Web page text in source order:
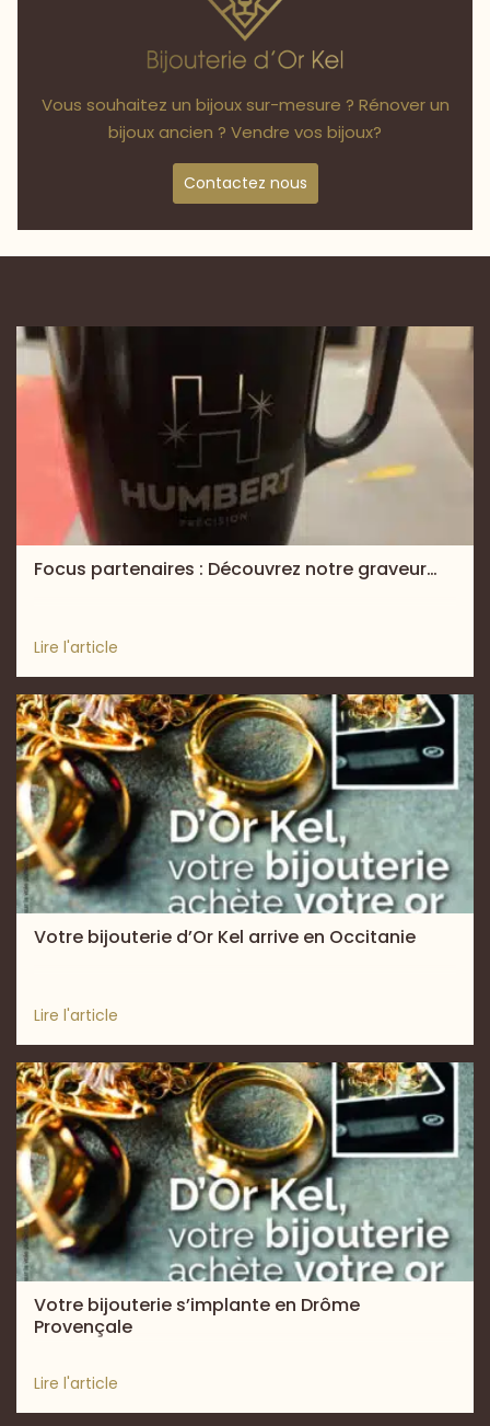
Vous souhaitez un bijoux sur-mesure ? Rénover un
bijoux ancien ? Vendre vos bijoux?
Contactez nous
Focus partenaires : Découvrez notre graveur…
Lire l'article
Votre bijouterie d’Or Kel arrive en Occitanie
Lire l'article
Votre bijouterie s’implante en Drôme
Provençale
Lire l'article